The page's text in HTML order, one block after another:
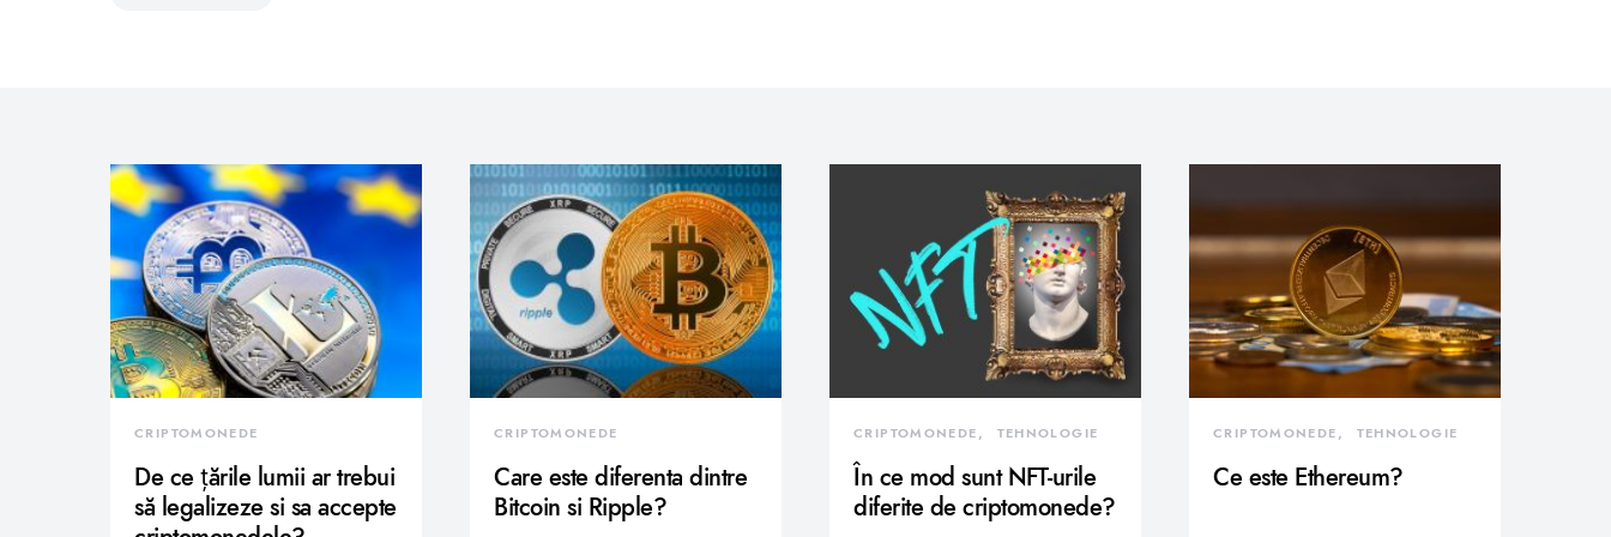
CRIPTOMONEDE
De ce țările lumii ar trebui
să legalizeze si sa accepte
CRIPTOMONEDE
Care este diferenta dintre
Bitcoin si Ripple?
CRIPTOMONEDE TEHNOLOGIE
În ce mod sunt NFT-urile
diferite de criptomonede?
CRIPTOMONEDE TEHNOLOGIE
Ce este Ethereum?